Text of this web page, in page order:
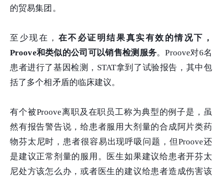
的贸易集团。
至少现在， 在不必证明结果真实有效的情况下，
Proove和类似的公司可以销售检测服务。Proove对6名
患者进行了基因检测，STAT拿到了试验报告，其中包
括了多个相矛盾的临床建议。
有个被Proove离职及在职员工称为典型的例子是，虽
然有报告警告说，给患者服用大剂量的合成阿片类药
物芬太尼时，患者很容易出现呼吸问题，但Proove还
是建议正常剂量的服用。医生如果建议给患者开芬太
尼处方该怎么办，或者医生的建议给患者造成伤害该